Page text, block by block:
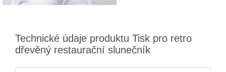
Technické údaje produktu Tisk pro retro
dřevěný restaurační slunečník